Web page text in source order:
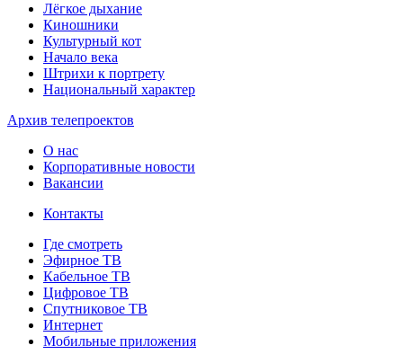
Лёгкое дыхание
Киношники
Культурный кот
Начало века
Штрихи к портрету
Национальный характер
Архив телепроектов
О нас
Корпоративные новости
Вакансии
Контакты
Где смотреть
Эфирное ТВ
Кабельное ТВ
Цифровое ТВ
Спутниковое ТВ
Интернет
Мобильные приложения